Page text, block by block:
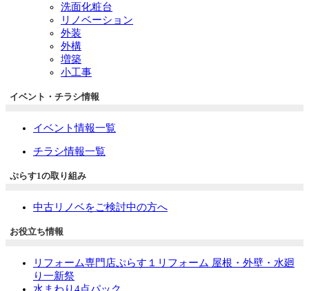
洗面化粧台
リノベーション
外装
外構
増築
小工事
イベント・チラシ情報
イベント情報一覧
チラシ情報一覧
ぷらす1の取り組み
中古リノベをご検討中の方へ
お役立ち情報
リフォーム専門店ぷらす１リフォーム 屋根・外壁・水廻
り一新祭
水まわり4点パック